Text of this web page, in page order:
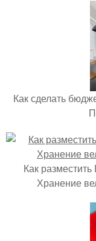
Как сделать
Как
Хранение